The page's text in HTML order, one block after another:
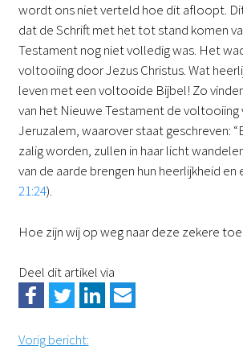
wordt ons niet verteld hoe dit afloopt.
dat de Schrift met het tot stand komen
Testament nog niet volledig was. Het
voltooiing door Jezus Christus. Wat
leven met een voltooide Bijbel! Zo
van het Nieuwe Testament de voltooiing
Jeruzalem, waarover staat geschreven:
zalig worden, zullen in haar licht
van de aarde brengen hun heerlijkheid en
21:24).
Hoe zijn wij op weg naar deze zekere
Deel dit artikel via
Vorig bericht: